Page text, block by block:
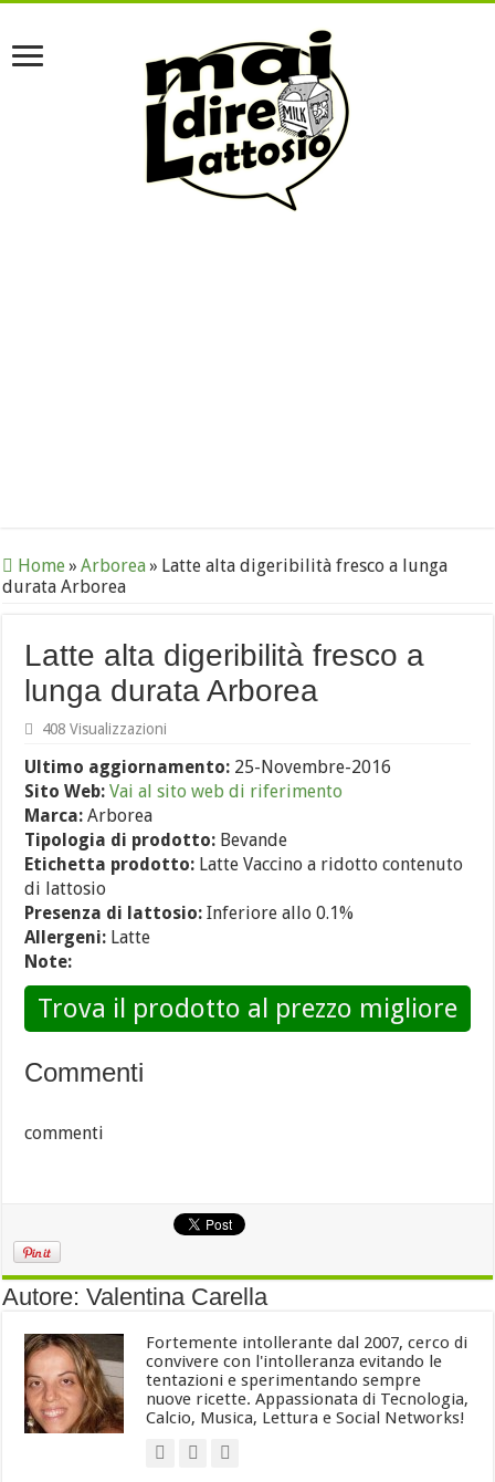
Home» Arborea» Latte alta digeribilità fresco a lunga
durata Arborea
Latte alta digeribilità fresco a
lunga durata Arborea
408 Visualizzazioni
Ultimo aggiornamento: 25-Novembre-2016
Sito Web: Vai al sito web di riferimento
Marca: Arborea
Tipologia di prodotto: Bevande
Etichetta prodotto: Latte Vaccino a ridotto contenuto
di lattosio
Presenza di lattosio: Inferiore allo 0.1%
Allergeni: Latte
Note:
Trova il prodotto al prezzo migliore
Commenti
commenti
Autore: Valentina Carella
Fortemente intollerante dal 2007, cerco di
convivere con l'intolleranza evitando le
tentazioni e sperimentando sempre
nuove ricette. Appassionata di Tecnologia,
Calcio, Musica, Lettura e Social Networks!